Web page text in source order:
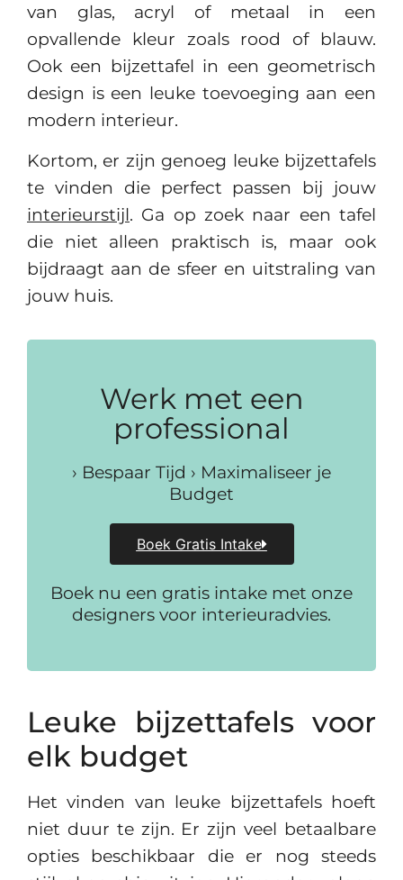
van glas, acryl of metaal in een
opvallende kleur zoals rood of blauw.
Ook een bijzettafel in een geometrisch
design is een leuke toevoeging aan een
modern interieur.
Kortom, er zijn genoeg leuke bijzettafels
te vinden die perfect passen bij jouw
interieurstijl. Ga op zoek naar een tafel
die niet alleen praktisch is, maar ook
bijdraagt aan de sfeer en uitstraling van
jouw huis.
Werk met een
professional
› Bespaar Tijd › Maximaliseer je
Budget
Boek Gratis Intake
Boek nu een gratis intake met onze
designers voor interieuradvies.
Leuke bijzettafels voor
elk budget
Het vinden van leuke bijzettafels hoeft
niet duur te zijn. Er zijn veel betaalbare
opties beschikbaar die er nog steeds